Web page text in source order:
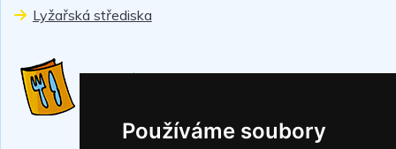
Používáme soubory
Lyžařská střediska